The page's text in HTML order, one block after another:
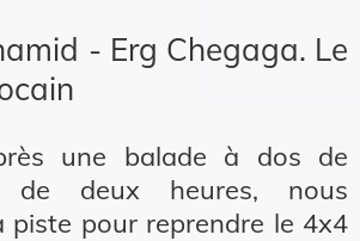
- Erg Chegaga. Le
une balade à dos de
de deux heures, nous
piste pour reprendre le 4x4